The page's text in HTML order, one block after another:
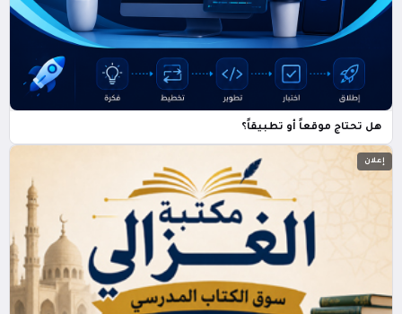
هل تحتاج موقعاً أو تطبيقاً؟
إعلان